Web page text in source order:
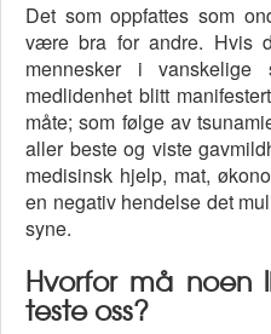
Det som oppfattes som
være bra for andre. Hvis
mennesker i vanskelige
medlidenhet blitt
måte; som følge av
aller beste og viste
medisinsk hjelp, mat,
en negativ hendelse det
syne.
Hvorfor må noen
teste oss?